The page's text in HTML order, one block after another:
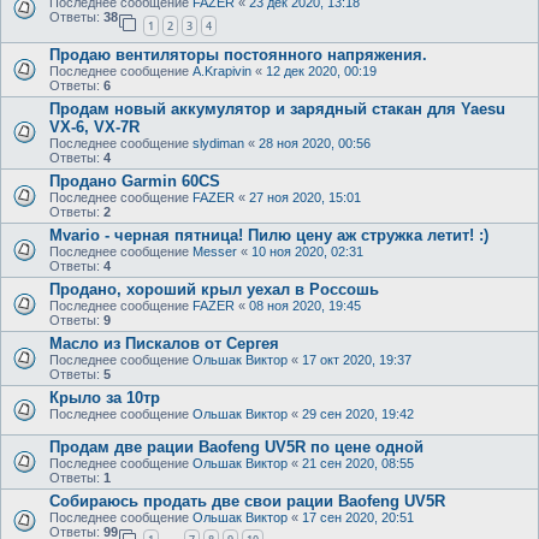
Ответы: 38
1 2 3 4
Продаю вентиляторы постоянного напряжения.
Последнее сообщение A.Krapivin « 12 дек 2020, 00:19
Ответы: 6
Продам новый аккумулятор и зарядный стакан для Yaesu
VX-6, VX-7R
Последнее сообщение slydiman « 28 ноя 2020, 00:56
Ответы: 4
Продано Garmin 60CS
Последнее сообщение FAZER « 27 ноя 2020, 15:01
Ответы: 2
Mvario - черная пятница! Пилю цену аж стружка летит! :)
Последнее сообщение Messer « 10 ноя 2020, 02:31
Ответы: 4
Продано, хороший крыл уехал в Россошь
Последнее сообщение FAZER « 08 ноя 2020, 19:45
Ответы: 9
Масло из Пискалов от Сергея
Последнее сообщение Ольшак Виктор « 17 окт 2020, 19:37
Ответы: 5
Крыло за 10тр
Последнее сообщение Ольшак Виктор « 29 сен 2020, 19:42
Продам две рации Baofeng UV5R по цене одной
Последнее сообщение Ольшак Виктор « 21 сен 2020, 08:55
Ответы: 1
Собираюсь продать две свои рации Baofeng UV5R
Последнее сообщение Ольшак Виктор « 17 сен 2020, 20:51
Ответы: 99